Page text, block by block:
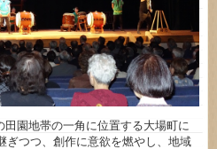
園地帯の一角に位置する大場町に
ぎつつ、創作に意欲を燃やし、地域